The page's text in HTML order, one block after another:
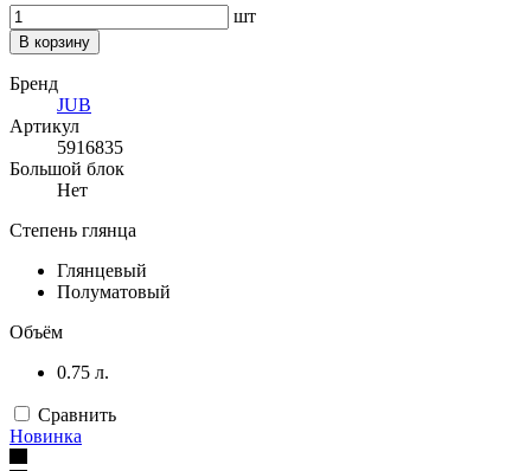
шт
В корзину
Бренд
JUB
Артикул
5916835
Большой блок
Нет
Степень глянца
Глянцевый
Полуматовый
Объём
0.75 л.
Сравнить
Новинка